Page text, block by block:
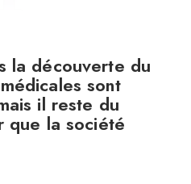
la découverte du
sont
il reste du
que la société